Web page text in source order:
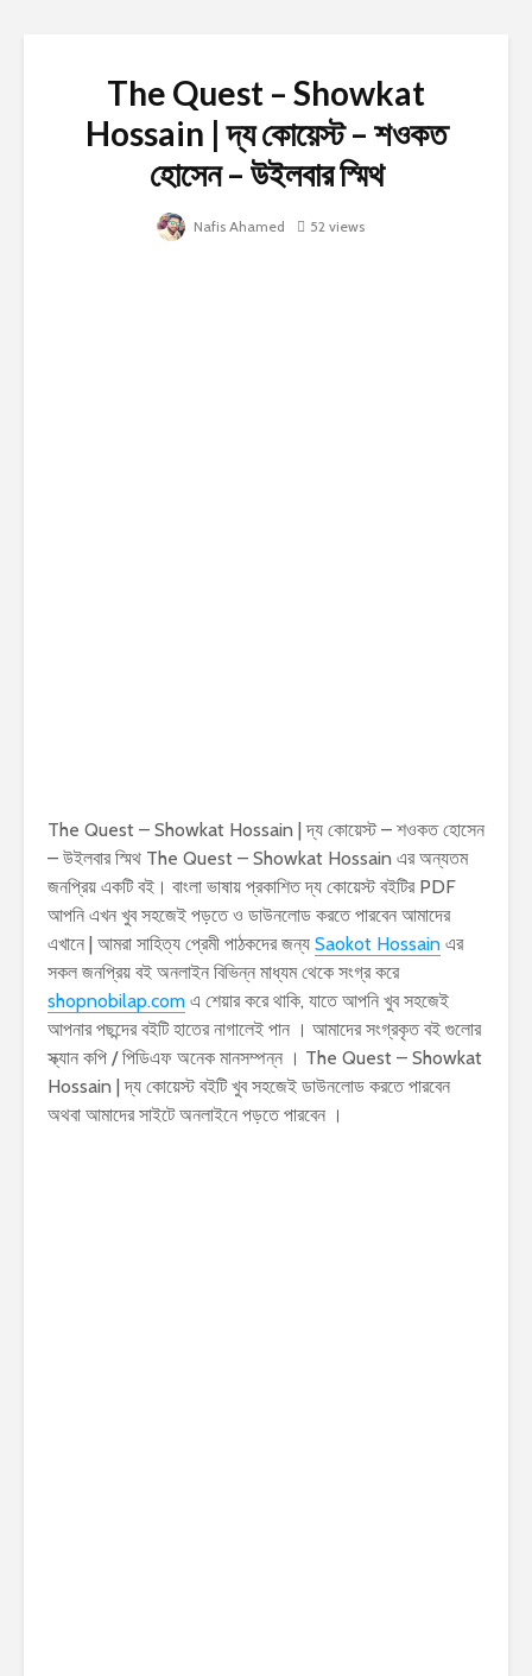
The Quest – Showkat
Hossain | দ্য কোয়েস্ট – শওকত
হোসেন – উইলবার স্মিথ
Nafis Ahamed 52 views
The Quest – Showkat Hossain | দ্য কোয়েস্ট – শওকত হোসেন
– উইলবার স্মিথ The Quest – Showkat Hossain এর অন্যতম
জনপ্রিয় একটি বই। বাংলা ভাষায় প্রকাশিত দ্য কোয়েস্ট বইটির PDF
আপনি এখন খুব সহজেই পড়তে ও ডাউনলোড করতে পারবেন আমাদের
এখানে | আমরা সাহিত্য প্রেমী পাঠকদের জন্য Saokot Hossain এর
সকল জনপ্রিয় বই অনলাইন বিভিন্ন মাধ্যম থেকে সংগ্র করে
shopnobilap.com এ শেয়ার করে থাকি, যাতে আপনি খুব সহজেই
আপনার পছন্দের বইটি হাতের নাগালেই পান । আমাদের সংগ্রকৃত বই গুলোর
স্ক্যান কপি / পিডিএফ অনেক মানসম্পন্ন । The Quest – Showkat
Hossain | দ্য কোয়েস্ট বইটি খুব সহজেই ডাউনলোড করতে পারবেন
অথবা আমাদের সাইটে অনলাইনে পড়তে পারবেন ।